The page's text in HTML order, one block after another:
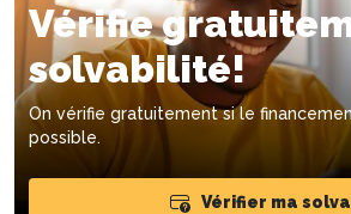
Vérifie
solvabilité!
On vérifie gratuitement si le
possible.
Vérifier ma